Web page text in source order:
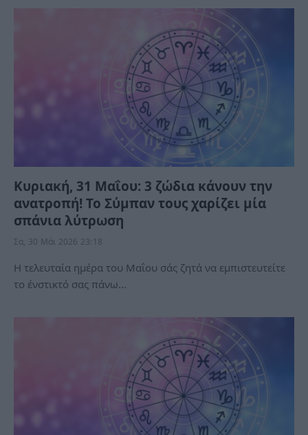
Κυριακή, 31 Μαΐου: 3 ζώδια κάνουν την
ανατροπή! Το Σύμπαν τους χαρίζει μία
σπάνια λύτρωση
Σα, 30 Μάι 2026 23:18
Η τελευταία ημέρα του Μαΐου σάς ζητά να εμπιστευτείτε
το ένστικτό σας πάνω…